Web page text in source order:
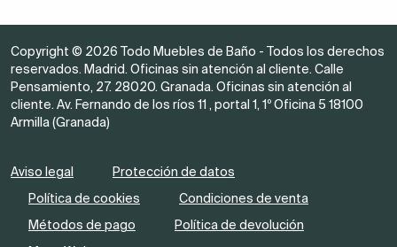
Copyright © 2026 Todo Muebles de Baño - Todos los derechos
reservados. Madrid. Oficinas sin atención al cliente. Calle
Pensamiento, 27. 28020. Granada. Oficinas sin atención al
cliente. Av. Fernando de los ríos 11 , portal 1, 1º Oficina 5 18100
Armilla (Granada)
Aviso legal
Protección de datos
Política de cookies
Condiciones de venta
Métodos de pago
Política de devolución